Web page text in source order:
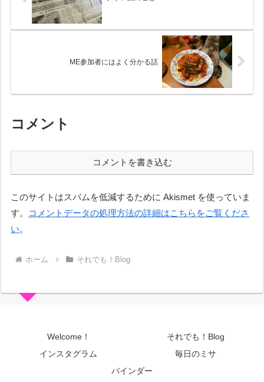
ME参加者にはよく分かる話
コメント
コメントを書き込む
このサイトはスパムを低減するために Akismet を使っていま
す。
コメントデータの処理方法の詳細はこちらをご覧くださ
い。
ホーム それでも！Blog
Welcome！
それでも！Blog
インスタグラム
毎日のミサ
バインダー